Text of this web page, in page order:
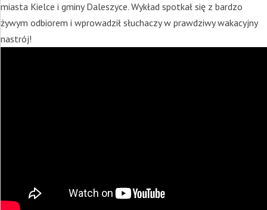
miasta Kielce i gminy Daleszyce. Wykład spotkał się z bardzo
żywym odbiorem i wprowadził słuchaczy w prawdziwy wakacyjny
nastrój!